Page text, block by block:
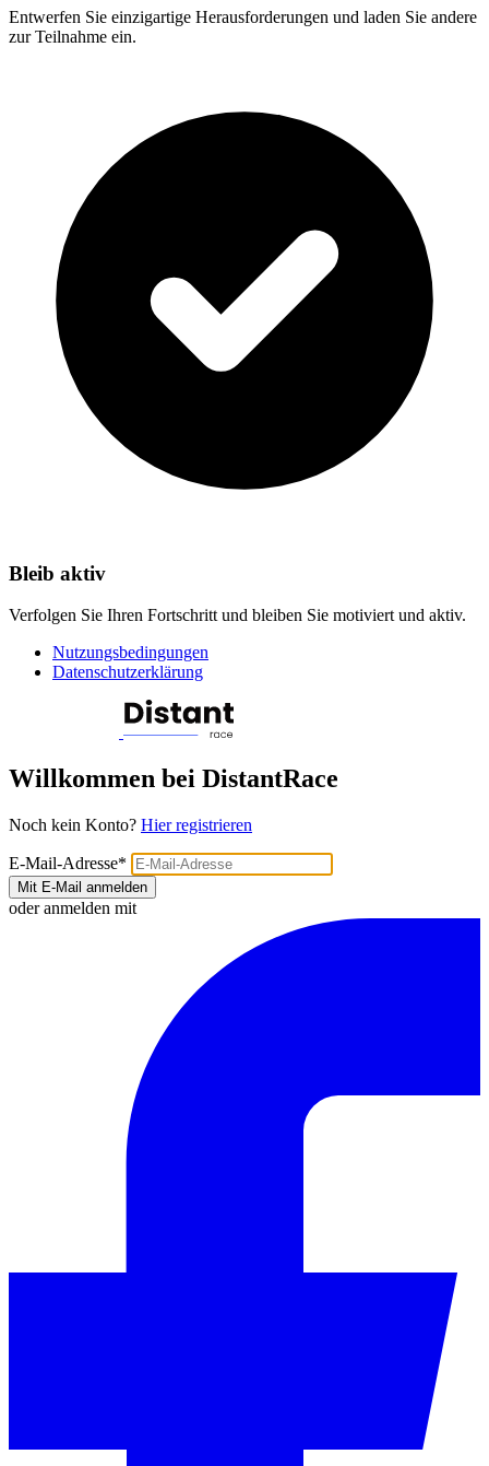
Entwerfen Sie einzigartige Herausforderungen und laden Sie andere
zur Teilnahme ein.
Bleib aktiv
Verfolgen Sie Ihren Fortschritt und bleiben Sie motiviert und aktiv.
Nutzungsbedingungen
Datenschutzerklärung
Willkommen bei DistantRace
Noch kein Konto? Hier registrieren
E-Mail-Adresse*
Mit E-Mail anmelden
oder anmelden mit